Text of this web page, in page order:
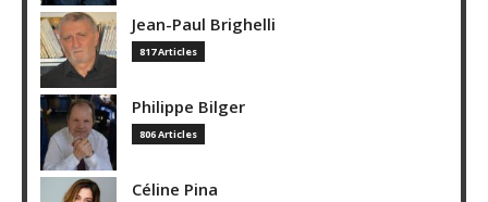
Jean-Paul Brighelli
817 Articles
Philippe Bilger
806 Articles
Céline Pina